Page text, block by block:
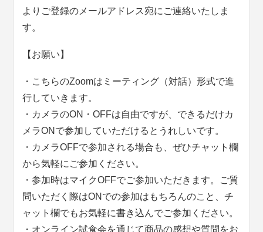
よりご登録のメールアドレス宛にご連絡いたしま
す。
【お願い】
・こちらのZoomはミーティング（対話）形式で進
行していきます。
・カメラのON・OFFは自由ですが、できるだけカ
メラONで参加していただけるとうれしいです。
・カメラOFFで参加される場合も、ぜひチャット欄
から気軽にご参加ください。
・参加時はマイクOFFでご参加いただきます。ご質
問いただく際はONでの参加はもちろんのこと、チ
ャット欄でもお気軽に書き込んでご参加ください。
・オンライン試食会を通じて商品の感想や質問をお